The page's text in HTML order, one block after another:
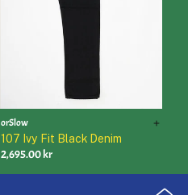
orSlow
107 Ivy Fit Black Denim
2,695.00 kr